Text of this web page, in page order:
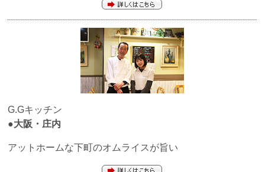
G.Gキッチン
●大阪・庄内
アットホームな下町のオムライスが旨い